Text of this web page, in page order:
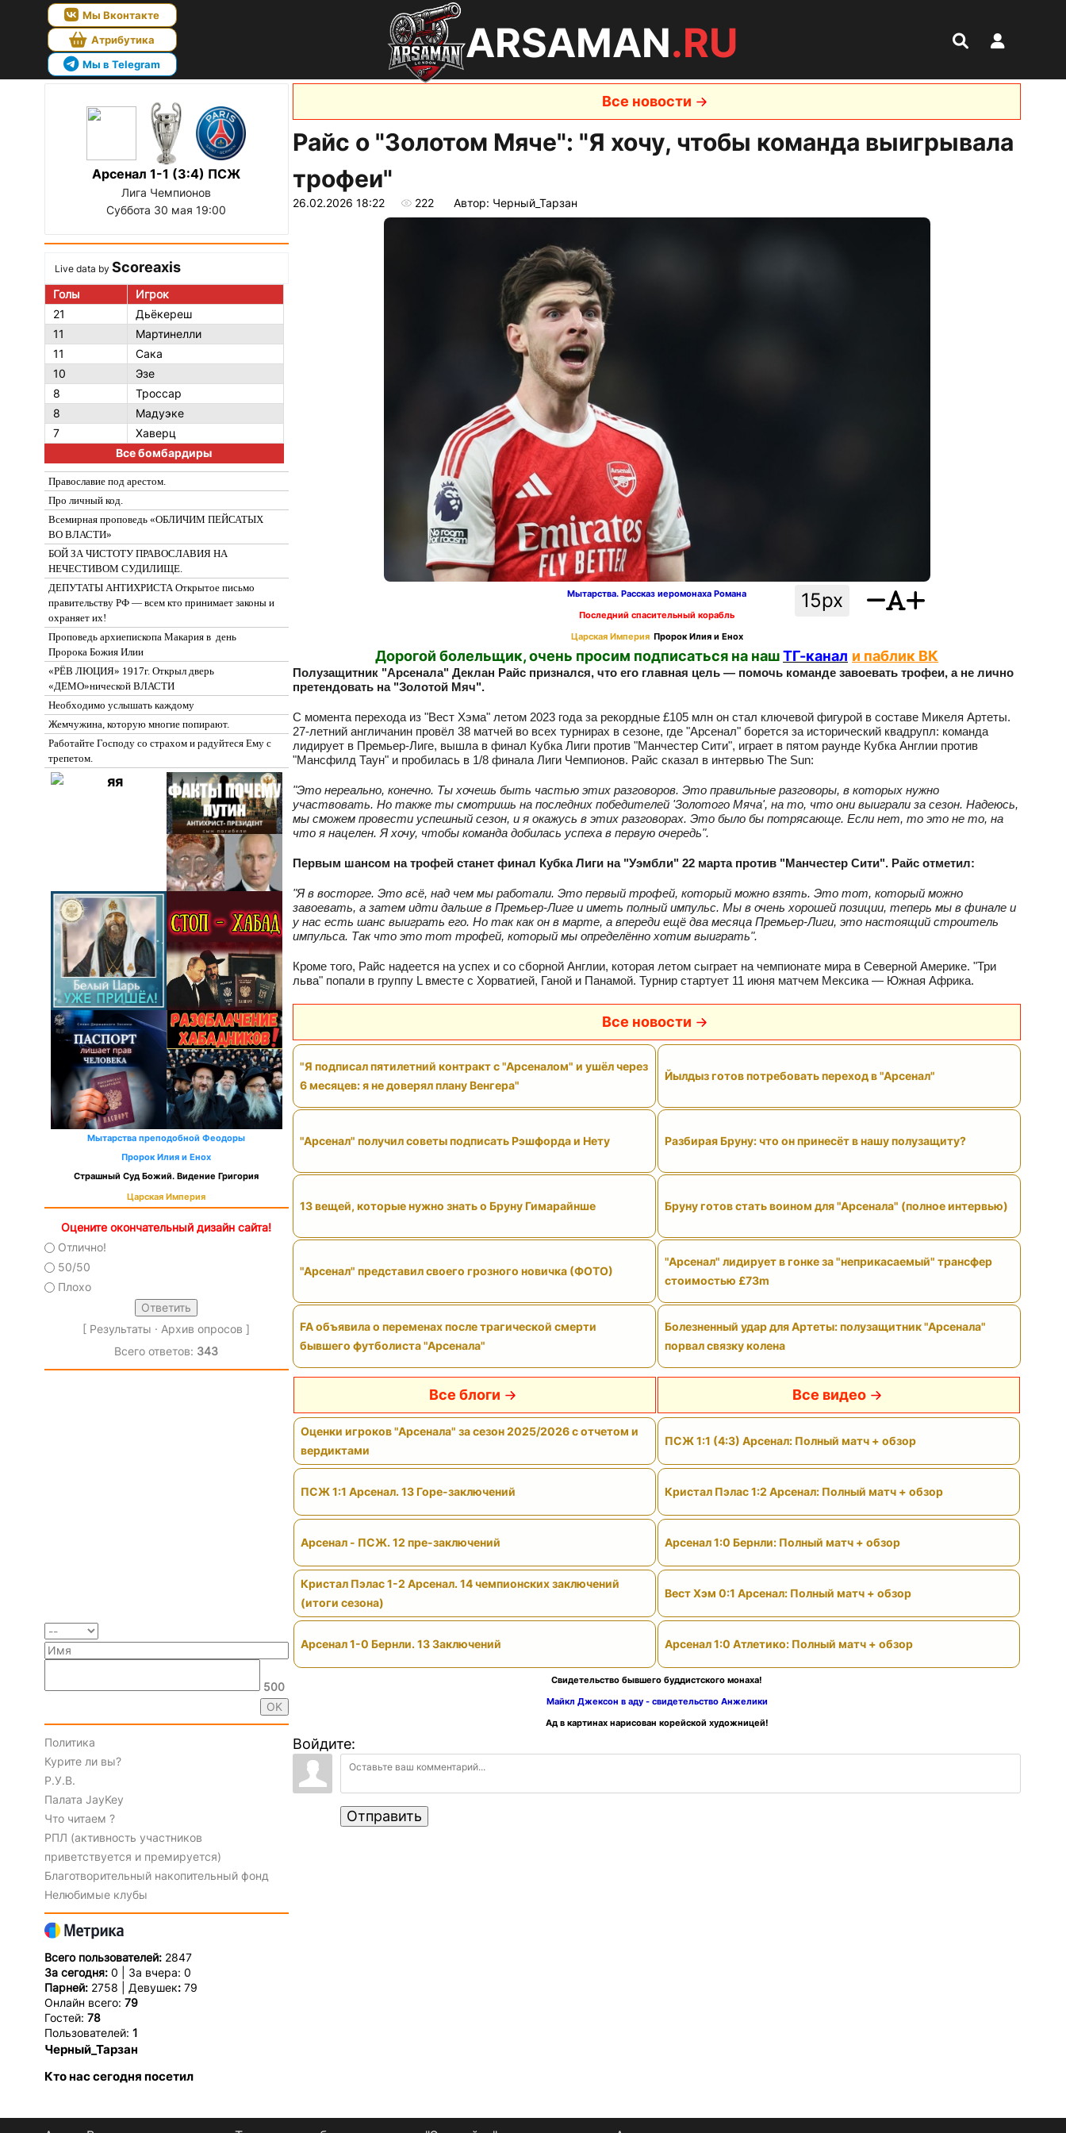
Мы Вконтакте
Атрибутика
Мы в Telegram
ARSAMAN.RU
Арсенал 1-1 (3:4) ПСЖ
Лига Чемпионов
Суббота 30 мая 19:00
Live data by Scoreaxis
Голы
Игрок
21
Дьёкереш
11
Мартинелли
11
Сака
10
Эзе
8
Троссар
8
Мадуэке
7
Хаверц
Все бомбардиры
Православие под арестом.
Про личный код.
Всемирная проповедь «ОБЛИЧИМ ПЕЙСАТЫХ
ВО ВЛАСТИ»
БОЙ ЗА ЧИСТОТУ ПРАВОСЛАВИЯ НА
НЕЧЕСТИВОМ СУДИЛИЩЕ.
ДЕПУТАТЫ АНТИХРИСТА Открытое письмо
правительству РФ — всем кто принимает законы и
охраняет их!
Проповедь архиепископа Макария в день
Пророка Божия Илии
«РЁВ ЛЮЦИЯ» 1917г. Открыл дверь
«ДЕМО»нической ВЛАСТИ
Необходимо услышать каждому
Жемчужина, которую многие попирают.
Работайте Господу со страхом и радуйтеся Ему с
трепетом.
Мытарства преподобной Феодоры
Пророк Илия и Енох
Страшный Суд Божий. Видение Григория
Царская Империя
Оцените окончательный дизайн сайта!
Отлично!
50/50
Плохо
[ Результаты · Архив опросов ]
Всего ответов: 343
500
Политика
Курите ли вы?
Р.У.В.
Палата JayKey
Что читаем ?
РПЛ (активность участников
приветствуется и премируется)
Благотворительный накопительный фонд
Нелюбимые клубы
Всего пользователей: 2847
За сегодня: 0 | За вчера: 0
Парней: 2758 | Девушек:79
Онлайн всего: 79
Гостей: 78
Пользователей: 1
Черный_Тарзан
Кто нас сегодня посетил
Все новости
Райс о "Золотом Мяче": "Я хочу, чтобы команда выигрывала
трофеи"
26.02.2026 18:22 222 Автор: Черный_Тарзан
15px
Мытарства. Рассказ иеромонаха Романа
Последний спасительный корабль
Царская Империя Пророк Илия и Енох
Дорогой болельщик, очень просим подписаться на нашТГ-канал и паблик ВК
Полузащитник "Арсенала" Деклан Райс признался, что его главная цель — помочь команде завоевать трофеи, а не лично
претендовать на "Золотой Мяч".
С момента перехода из "Вест Хэма" летом 2023 года за рекордные £105 млн он стал ключевой фигурой в составе Микеля Артеты.
27‑летний англичанин провёл 38 матчей во всех турнирах в сезоне, где "Арсенал" борется за исторический квадрупл: команда
лидирует в Премьер‑Лиге, вышла в финал Кубка Лиги против "Манчестер Сити", играет в пятом раунде Кубка Англии против
"Мансфилд Таун" и пробилась в 1/8 финала Лиги Чемпионов. Райс сказал в интервью The Sun:
"Это нереально, конечно. Ты хочешь быть частью этих разговоров. Это правильные разговоры, в которых нужно
участвовать. Но также ты смотришь на последних победителей 'Золотого Мяча', на то, что они выиграли за сезон. Надеюсь,
мы сможем провести успешный сезон, и я окажусь в этих разговорах. Это было бы потрясающе. Если нет, то это не то, на
что я нацелен. Я хочу, чтобы команда добилась успеха в первую очередь".
Первым шансом на трофей станет финал Кубка Лиги на "Уэмбли" 22 марта против "Манчестер Сити". Райс отметил:
"Я в восторге. Это всё, над чем мы работали. Это первый трофей, который можно взять. Это тот, который можно
завоевать, а затем идти дальше в Премьер‑Лиге и иметь полный импульс. Мы в очень хорошей позиции, теперь мы в финале и
у нас есть шанс выиграть его. Но так как он в марте, а впереди ещё два месяца Премьер‑Лиги, это настоящий строитель
импульса. Так что это тот трофей, который мы определённо хотим выиграть".
Кроме того, Райс надеется на успех и со сборной Англии, которая летом сыграет на чемпионате мира в Северной Америке. "Три
льва" попали в группу L вместе с Хорватией, Ганой и Панамой. Турнир стартует 11 июня матчем Мексика — Южная Африка.
Все новости
"Я подписал пятилетний контракт с "Арсеналом" и ушёл через
6 месяцев: я не доверял плану Венгера"
Йылдыз готов потребовать переход в "Арсенал"
"Арсенал" получил советы подписать Рэшфорда и Нету Разбирая Бруну: что он принесёт в нашу полузащиту?
13 вещей, которые нужно знать о Бруну Гимарайнше Бруну готов стать воином для "Арсенала" (полное интервью)
"Арсенал" представил своего грозного новичка (ФОТО)
"Арсенал" лидирует в гонке за "неприкасаемый" трансфер
стоимостью £73m
FA объявила о переменах после трагической смерти
бывшего футболиста "Арсенала"
Болезненный удар для Артеты: полузащитник "Арсенала"
порвал связку колена
Все блоги
Оценки игроков "Арсенала" за сезон 2025/2026 с отчетом и
вердиктами
ПСЖ 1:1 Арсенал. 13 Горе-заключений
Арсенал - ПСЖ. 12 пре-заключений
Кристал Пэлас 1-2 Арсенал. 14 чемпионских заключений
(итоги сезона)
Арсенал 1-0 Бернли. 13 Заключений
Все видео
ПСЖ 1:1 (4:3) Арсенал: Полный матч + обзор
Кристал Пэлас 1:2 Арсенал: Полный матч + обзор
Арсенал 1:0 Бернли: Полный матч + обзор
Вест Хэм 0:1 Арсенал: Полный матч + обзор
Арсенал 1:0 Атлетико: Полный матч + обзор
Свидетельство бывшего буддистского монаха!
Майкл Джексон в аду - свидетельство Анжелики
Ад в картинах нарисован корейской художницей!
Войдите:
Отправить